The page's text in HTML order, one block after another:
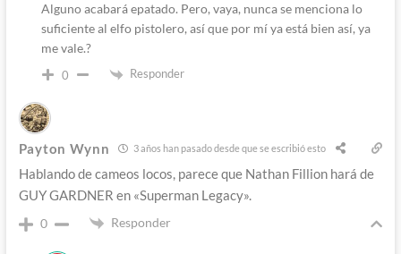
Alguno acabará epatado. Pero, vaya, nunca se menciona lo
suficiente al elfo pistolero, así que por mí ya está bien así, ya
me vale.?
0 Responder
Payton Wynn 3 años han pasado desde que se escribió esto
Hablando de cameos locos, parece que Nathan Fillion hará de
GUY GARDNER en «Superman Legacy».
0 Responder